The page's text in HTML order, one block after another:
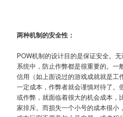
两种机制的安全性：
POW机制的设计目的是保证安全。
系统中，防止作弊都是很重要的。一
信用（如上面说过的游戏成就就是工
一定成本，作弊者就会谨慎对待了。
或作弊，就面临着很大的机会成本，
家排斥。而损失一个小号的成本很小